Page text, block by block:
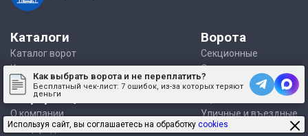
Каталоги
Каталог ворот
Каталог услуг по воротам
Информация
О компании
Спецпредложения
Ворота
Секционные
Откатные
Распашные
Уличные и въездные
Alutech
Как выбрать ворота и не переплатить?
Бесплатный чек-лист: 7 ошибок, из-за которых теряют
деньги
Используя сайт, вы соглашаетесь на обработку cookies